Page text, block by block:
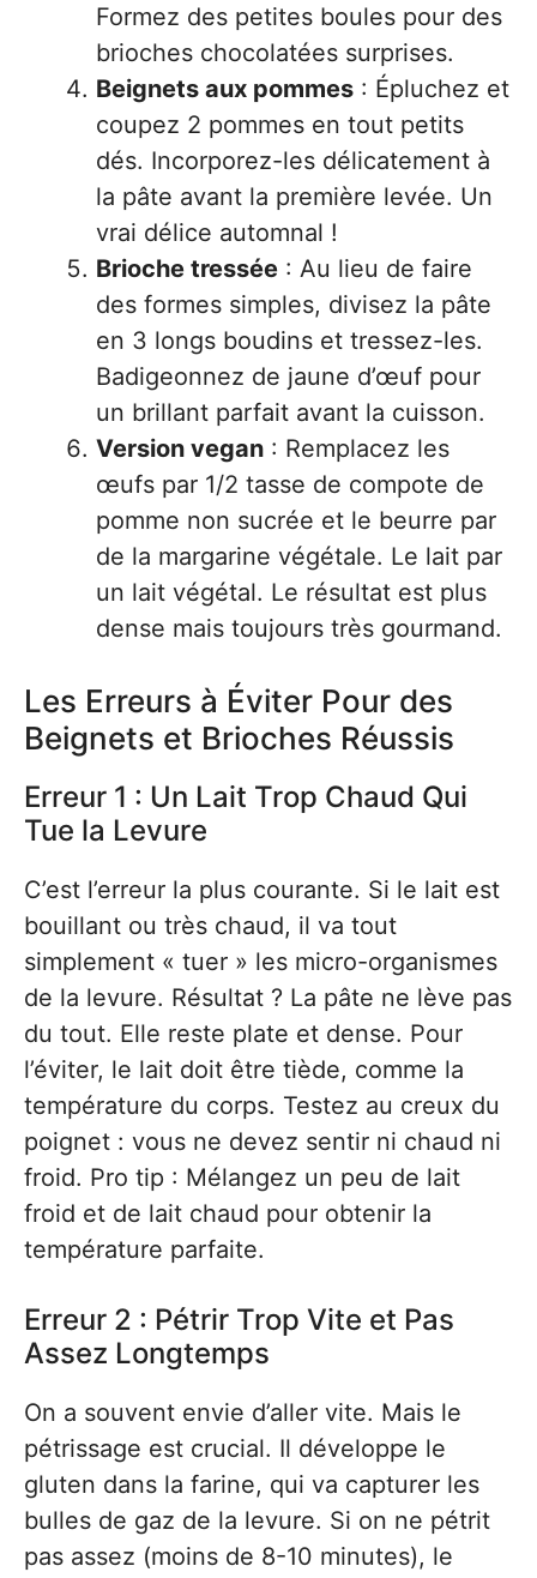
Formez des petites boules pour des
brioches chocolatées surprises.
Beignets aux pommes : Épluchez et
coupez 2 pommes en tout petits
dés. Incorporez-les délicatement à
la pâte avant la première levée. Un
vrai délice automnal !
Brioche tressée : Au lieu de faire
des formes simples, divisez la pâte
en 3 longs boudins et tressez-les.
Badigeonnez de jaune d’œuf pour
un brillant parfait avant la cuisson.
Version vegan : Remplacez les
œufs par 1/2 tasse de compote de
pomme non sucrée et le beurre par
de la margarine végétale. Le lait par
un lait végétal. Le résultat est plus
dense mais toujours très gourmand.
Les Erreurs à Éviter Pour des
Beignets et Brioches Réussis
Erreur 1 : Un Lait Trop Chaud Qui
Tue la Levure
C’est l’erreur la plus courante. Si le lait est
bouillant ou très chaud, il va tout
simplement « tuer » les micro-organismes
de la levure. Résultat ? La pâte ne lève pas
du tout. Elle reste plate et dense. Pour
l’éviter, le lait doit être tiède, comme la
température du corps. Testez au creux du
poignet : vous ne devez sentir ni chaud ni
froid. Pro tip : Mélangez un peu de lait
froid et de lait chaud pour obtenir la
température parfaite.
Erreur 2 : Pétrir Trop Vite et Pas
Assez Longtemps
On a souvent envie d’aller vite. Mais le
pétrissage est crucial. Il développe le
gluten dans la farine, qui va capturer les
bulles de gaz de la levure. Si on ne pétrit
pas assez (moins de 8-10 minutes), le